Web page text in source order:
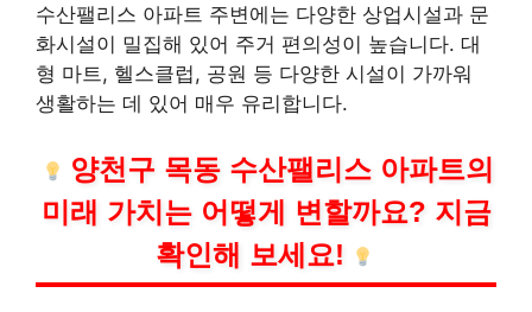
수산팰리스 아파트 주변에는 다양한 상업시설과 문
화시설이 밀집해 있어 주거 편의성이 높습니다. 대
형 마트, 헬스클럽, 공원 등 다양한 시설이 가까워
생활하는 데 있어 매우 유리합니다.
양천구 목동 수산팰리스 아파트의
미래 가치는 어떻게 변할까요? 지금
확인해 보세요!